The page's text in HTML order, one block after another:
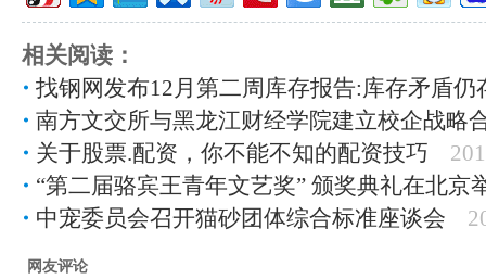
相关阅读：
找钢网发布12月第二周库存报告:库存矛盾仍
南方文交所与黑龙江财经学院建立校企战略
关于股票.配资，你不能不知的配资技巧
“第二届骆宾王青年文艺奖” 颁奖典礼在北京
中宠委员会召开猫砂团体综合标准座谈会
网友评论